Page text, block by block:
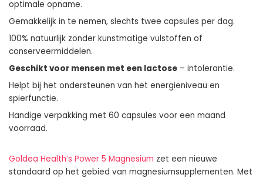
optimale opname.
Gemakkelijk in te nemen, slechts twee capsules per dag.
100% natuurlijk zonder kunstmatige vulstoffen of
conserveermiddelen.
Geschikt voor mensen met een lactose – intolerantie.
Helpt bij het ondersteunen van het energieniveau en
spierfunctie.
Handige verpakking met 60 capsules voor een maand
voorraad.
Goldea Health’s Power 5 Magnesium zet een nieuwe
standaard op het gebied van magnesiumsupplementen. Met